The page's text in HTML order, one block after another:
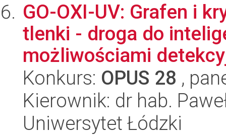
GO-OXI-UV: Grafen i
tlenki - droga do
możliwościami
Konkurs: OPUS 28 ,
Kierownik: dr hab.
Uniwersytet Łódzki